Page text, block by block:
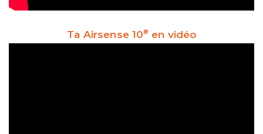
Ta Airsense 10® en vidéo